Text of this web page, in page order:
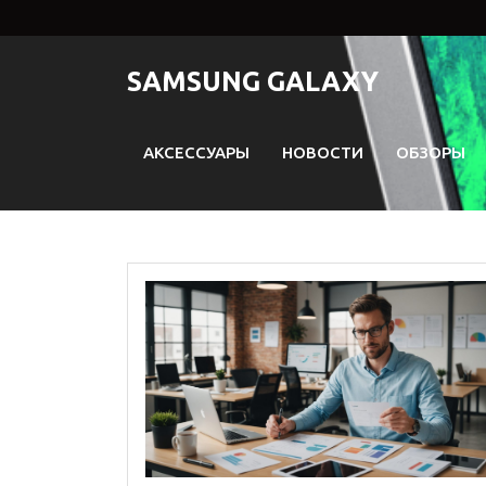
к
SAMSUNG GALAXY
АКСЕССУАРЫ НОВОСТИ ОБЗОРЫ